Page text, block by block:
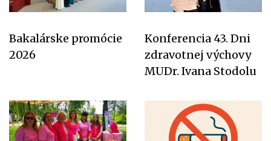
Bakalárske promócie
2026
Konferencia 43. Dni
zdravotnej výchovy
MUDr. Ivana Stodolu